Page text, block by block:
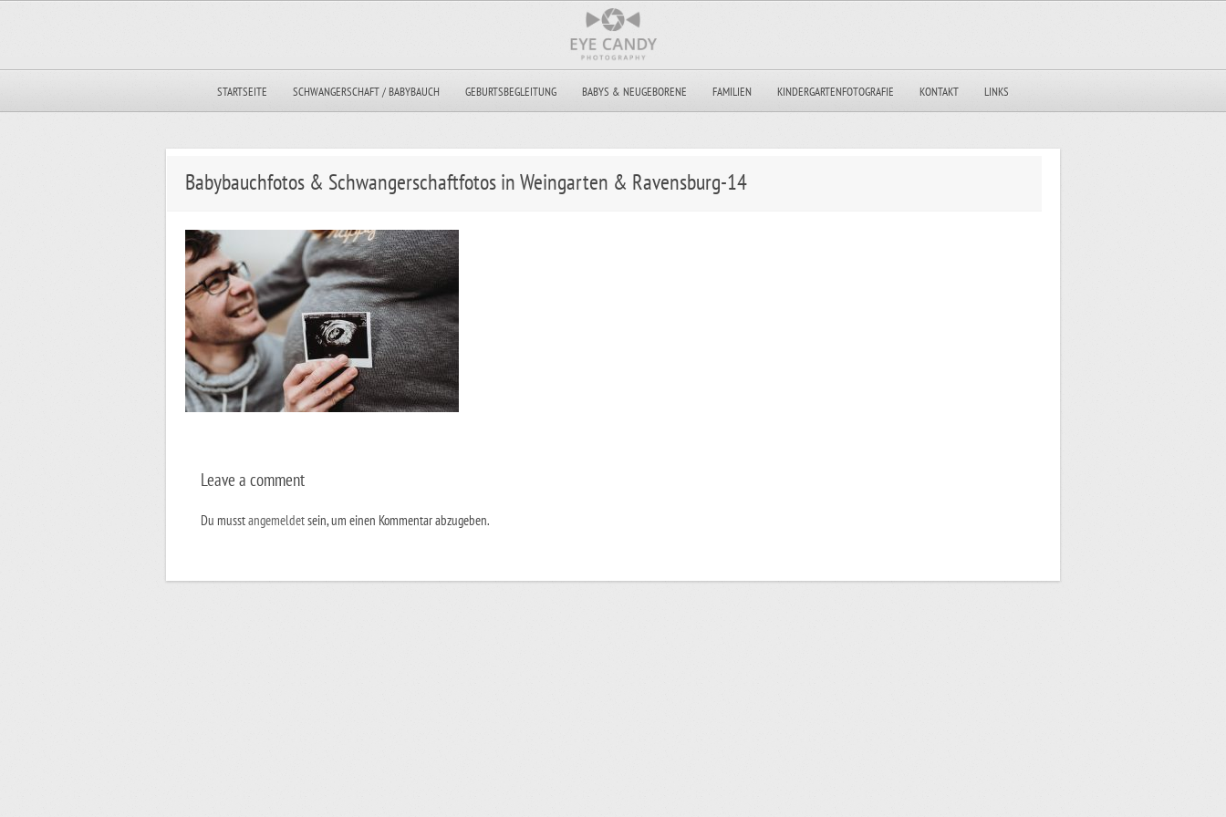
STARTSEITE SCHWANGERSCHAFT / BABYBAUCH GEBURTSBEGLEITUNG BABYS & NEUGEBORENE FAMILIEN KINDERGARTENFOTOGRAFIE KONTAKT LINKS
Babybauchfotos & Schwangerschaftfotos in Weingarten & Ravensburg-14
Leave a comment
Du musstangemeldetsein, um einen Kommentar abzugeben.